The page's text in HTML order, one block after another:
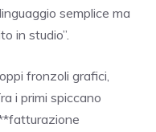
semplice ma
in studio”.
fronzoli grafici,
i primi spiccano